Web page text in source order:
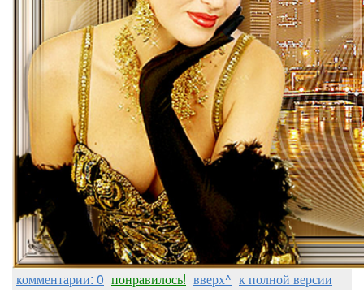
комментарии: 0 понравилось! вверх^ к полной версии